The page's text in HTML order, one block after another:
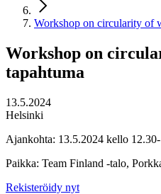
Workshop on circularity of
Workshop on
tapahtuma
13.5.2024
Helsinki
Ajankohta: 13.5.2024 kello
Paikka: Team Finland -talo,
Rekisteröidy nyt